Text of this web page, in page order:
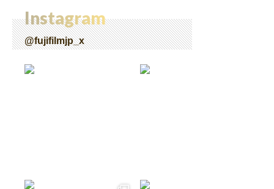
Instagram
@fujifilmjp_x